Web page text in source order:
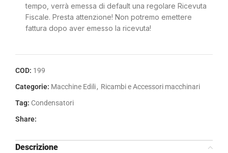
tempo, verrà emessa di default una regolare Ricevuta
Fiscale. Presta attenzione! Non potremo emettere
fattura dopo aver emesso la ricevuta!
COD: 199
Categorie: Macchine Edili, Ricambi e Accessori macchinari
Tag: Condensatori
Share:
Descrizione